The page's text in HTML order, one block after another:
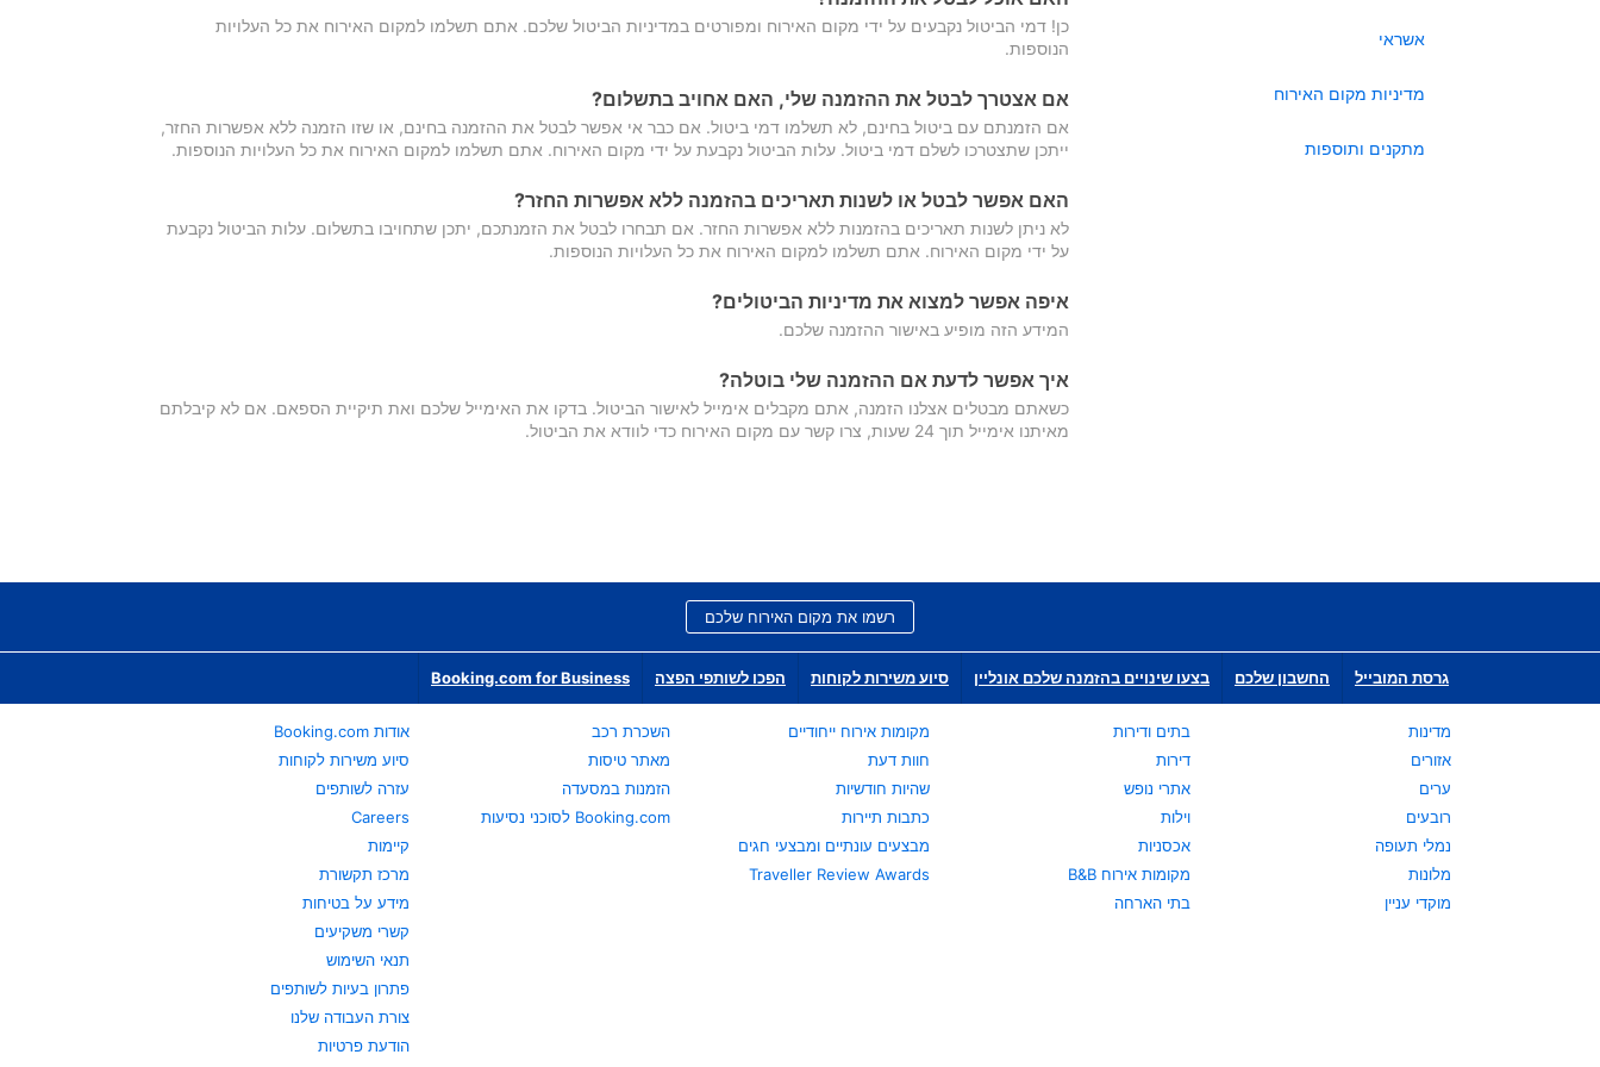
אשראי
מדיניות מקום האירוח
מתקנים ותוספות
כן! דמי הביטול נקבעים על ידי מקום האירוח ומפורטים במדיניות הביטול שלכם. אתם תשלמו למקום האירוח את כל העלויות
הנוספות.
אם אצטרך לבטל את ההזמנה שלי, האם אחויב בתשלום?
אם הזמנתם עם ביטול בחינם, לא תשלמו דמי ביטול. אם כבר אי אפשר לבטל את ההזמנה בחינם, או שזו הזמנה ללא אפשרות החזר,
ייתכן שתצטרכו לשלם דמי ביטול. עלות הביטול נקבעת על ידי מקום האירוח. אתם תשלמו למקום האירוח את כל העלויות הנוספות.
האם אפשר לבטל או לשנות תאריכים בהזמנה ללא אפשרות החזר?
לא ניתן לשנות תאריכים בהזמנות ללא אפשרות החזר. אם תבחרו לבטל את הזמנתכם, יתכן שתחויבו בתשלום. עלות הביטול נקבעת
על ידי מקום האירוח. אתם תשלמו למקום האירוח את כל העלויות הנוספות.
איפה אפשר למצוא את מדיניות הביטולים?
המידע הזה מופיע באישור ההזמנה שלכם.
איך אפשר לדעת אם ההזמנה שלי בוטלה?
כשאתם מבטלים אצלנו הזמנה, אתם מקבלים אימייל לאישור הביטול. בדקו את האימייל שלכם ואת תיקיית הספאם. אם לא קיבלתם
מאיתנו אימייל תוך 24 שעות, צרו קשר עם מקום האירוח כדי לוודא את הביטול.
רשמו את מקום האירוח שלכם
גרסת המובייל החשבון שלכם בצעו שינויים בהזמנה שלכם אונליין סיוע משירות לקוחות הפכו לשותפי הפצה Booking.com for Business
מדינות
אזורים
ערים
רובעים
נמלי תעופה
מלונות
מוקדי עניין
בתים ודירות
דירות
אתרי נופש
וילות
אכסניות
מקומות אירוח B&B
בתי הארחה
מקומות אירוח ייחודיים
חוות דעת
שהיות חודשיות
כתבות תיירות
מבצעים עונתיים ומבצעי חגים
Traveller Review Awards
השכרת רכב
מאתר טיסות
הזמנות במסעדה
Booking.com לסוכני נסיעות
אודות Booking.com
סיוע משירות לקוחות
עזרה לשותפים
Careers
קיימות
מרכז תקשורת
מידע על בטיחות
קשרי משקיעים
תנאי השימוש
פתרון בעיות לשותפים
צורת העבודה שלנו
הודעת פרטיות